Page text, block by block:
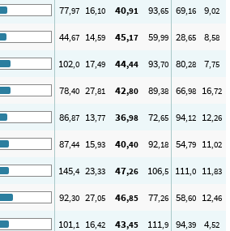
77,97 16,10 40,91 93,65 69,16 9,02
44,67 14,59 45,17 59,99 28,65 8,58
102,0 17,49 44,44 93,70 80,28 7,75
78,40 27,81 42,80 89,38 66,98 16,72
86,87 13,77 36,98 72,65 94,12 12,26
87,44 15,93 40,40 92,18 54,79 11,02
145,4 23,33 47,26 106,5 111,0 11,83
92,30 27,05 46,85 77,26 58,60 12,46
101,1 16,42 43,45 111,9 94,39 4,52